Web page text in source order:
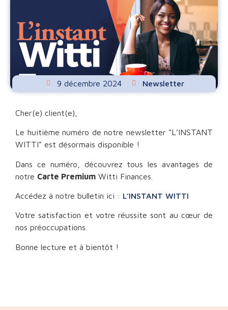
9 décembre 2024 Newsletter
Cher(e) client(e),
Le huitième numéro de notre newsletter “L’INSTANT
WITTI” est désormais disponible !
Dans ce numéro, découvrez tous les avantages de
notre Carte Premium Witti Finances.
Accédez à notre bulletin ici : L’INSTANT WITTI
Votre satisfaction et votre réussite sont au cœur de
nos préoccupations.
Bonne lecture et à bientôt !